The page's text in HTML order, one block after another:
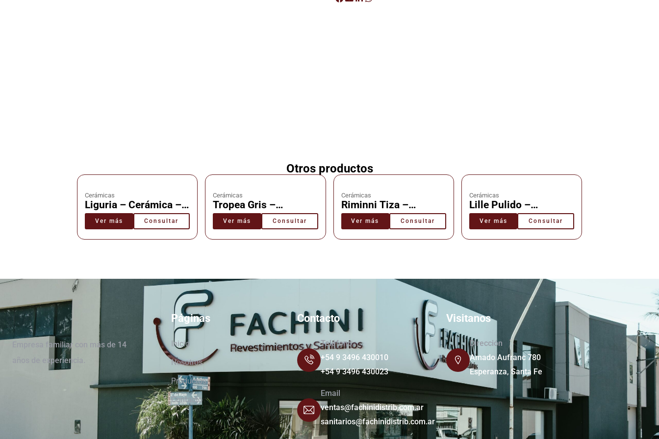
Otros productos
Cerámicas
Liguria – Cerámica –
Cañuelas
Ver más Consultar
Cerámicas
Tropea Gris –
Cerámica – Cañuelas
Ver más Consultar
Cerámicas
Riminni Tiza –
Cerámica – Cañuelas
Ver más Consultar
Cerámicas
Lille Pulido –
Cerámica – Cañuelas
Ver más Consultar
Empresa familiar con más de 14
años de experiencia.
Páginas
Inicio
Nosotros
Productos
Contacto
Contacto
Teléfono
+54 9 3496 430010
+54 9 3496 430023
Email
ventas@fachinidistrib.com.ar
sanitarios@fachinidistrib.com.ar
Visitanos
Dirección
Amado Aufranc 780
Esperanza, Santa Fe